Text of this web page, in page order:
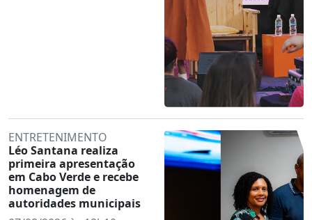
ENTRETENIMENTO
Léo Santana realiza
primeira apresentação
em Cabo Verde e recebe
homenagem de
autoridades municipais